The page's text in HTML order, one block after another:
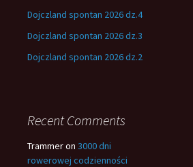
Dojczland spontan 2026 dz.4
Dojczland spontan 2026 dz.3
Dojczland spontan 2026 dz.2
Recent Comments
Trammeron 3000 dni
rowerowej codzienności